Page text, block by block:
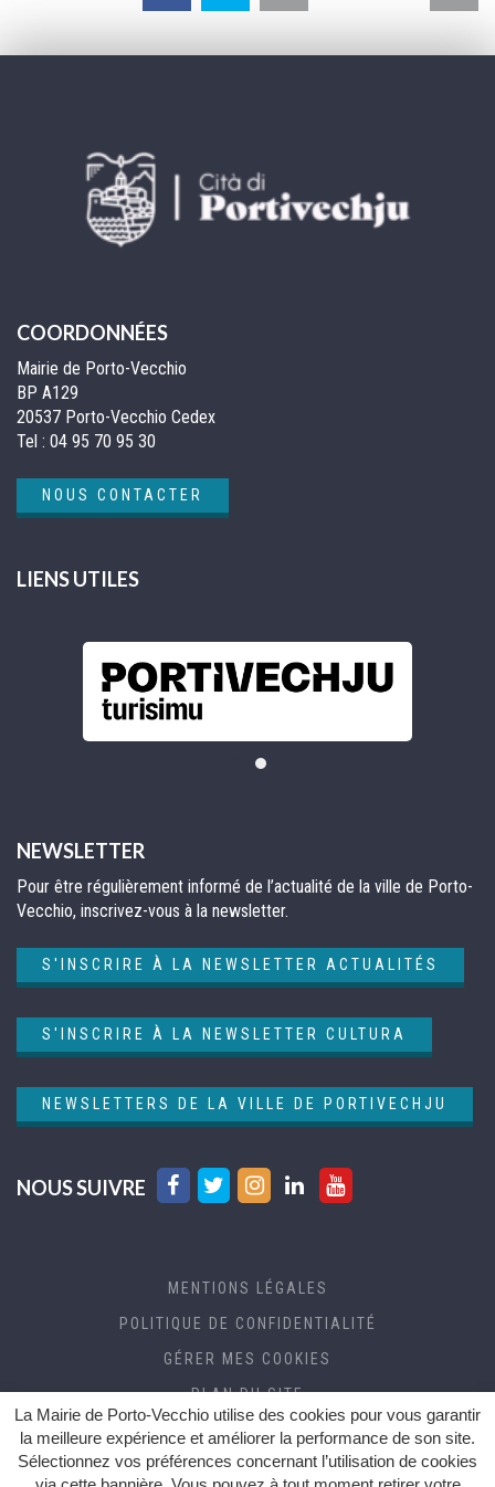
La Mairie de Porto-Vecchio utilise des cookies pour vous garantir
la meilleure expérience et améliorer la performance de son site.
Sélectionnez vos préférences concernant l’utilisation de cookies
la
COORDONNÉES
Mairie de Porto-Vecchio
BP A129
20537 Porto-Vecchio Cedex
Tel : 04 95 70 95 30
NOUS CONTACTER
LIENS UTILES
NEWSLETTER
Pour être régulièrement informé de l’actualité de la ville de Porto-
Vecchio, inscrivez-vous à la newsletter.
S'INSCRIRE À LA NEWSLETTER ACTUALITÉS
S'INSCRIRE À LA NEWSLETTER CULTURA
NEWSLETTERS DE LA VILLE DE PORTIVECHJU
NOUS SUIVRE
Lien
compte
Lien
compte
Lien
compte
Lien
compte
LinkedinYoutube
MENTIONS LÉGALES
POLITIQUE DE CONFIDENTIALITÉ
GÉRER MES COOKIES
PLAN DU SITE
CRÉDITS
ACCESSIBILITÉ (RGAA)